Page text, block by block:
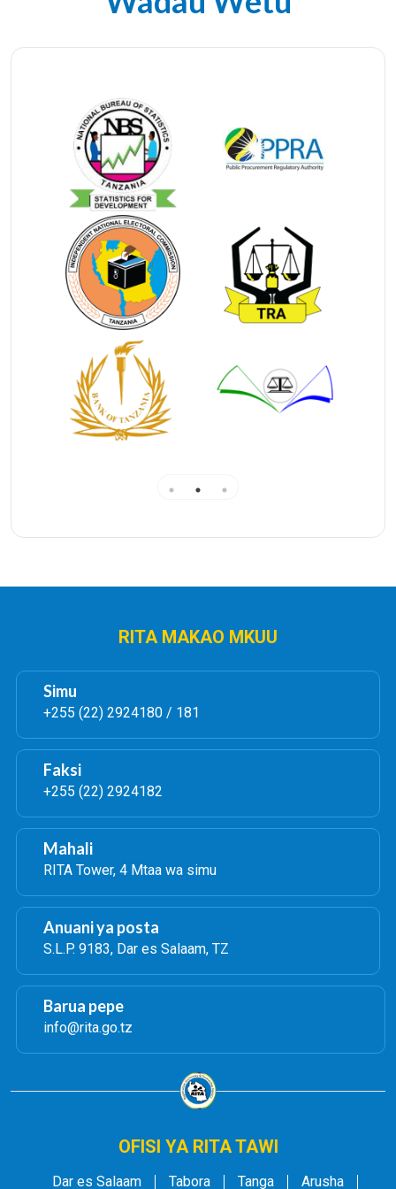
Takwimu za hivi karibuni zinaonesha mafanikio kwa
sensa ya makazi na watu ya mwaka 2012 inaonesha
ni asilimia 13 tu, lakini kupita mpango huu jumla ya
5,939,509��
vya kuzaliwa hivyo kuongeza takwimu na
kufikia�asilimia�
55.
RITA inashirikiana na wadau mbalimbali wa Kitaifa na
Kimataifa ikiwemo wizara ya katiba na sheria, Wizara
ya Afya, Ofisi ya Rais TAMISEMI, Idara ya uhamiaji,
Mamlaka ya vitambulisho vya Taifa NIDA pamoja na
Wadau wa Maendeleo ambao ni Shirika la kimataifa la
kuhudumia watoto(UNICEF),shirika la maendeleo la
Serikali ya watu wa Canada na Kampuni ya simu za
Mkononi TIGO.
Muhimu kuzingatia:-
Kwa Mikoa ambayo inatekeleza mpango huu na ikiwa
mlezi amepoteza au kuharibika itampasa� kufika
anakoishi� na atalipia shs.5000/= na kupatiwa cheti
RITA MAKAO MKUU
Simu
+255 (22) 2924180 / 181
Faksi
+255 (22) 2924182
Mahali
RITA Tower, 4 Mtaa wa simu
Anuani ya posta
S.L.P. 9183, Dar es Salaam, TZ
Barua pepe
info@rita.go.tz
OFISI YA RITA TAWI
Dar es Salaam Tabora Tanga Arusha